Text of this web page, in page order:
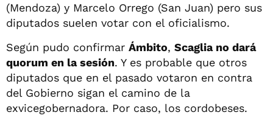
(Mendoza) y Marcelo Orrego (San Juan) pero sus
diputados suelen votar con el oficialismo.
Según pudo confirmar Ámbito, Scaglia no dará
quorum en la sesión. Y es probable que otros
diputados que en el pasado votaron en contra
del Gobierno sigan el camino de la
exvicegobernadora. Por caso, los cordobeses.